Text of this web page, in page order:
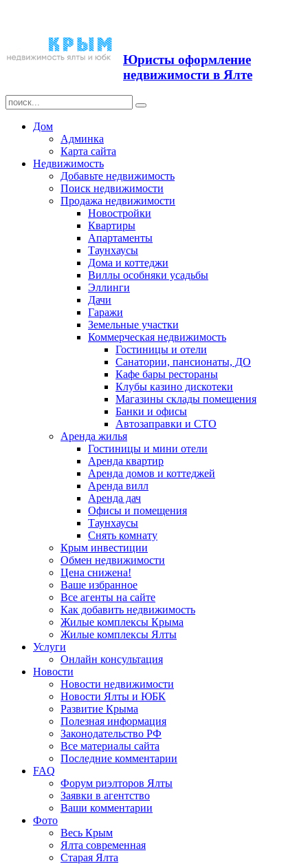
Юристы оформление
недвижимости в Ялте
Дом
Админка
Карта сайта
Недвижимость
Добавьте недвижимость
Поиск недвижимости
Продажа недвижимости
Новостройки
Квартиры
Апартаменты
Таунхаусы
Дома и коттеджи
Виллы особняки усадьбы
Эллинги
Дачи
Гаражи
Земельные участки
Коммерческая недвижимость
Гостиницы и отели
Санатории, пансионаты, ДО
Кафе бары рестораны
Клубы казино дискотеки
Магазины склады помещения
Банки и офисы
Автозаправки и СТО
Аренда жилья
Гостиницы и мини отели
Аренда квартир
Аренда домов и коттеджей
Аренда вилл
Аренда дач
Офисы и помещения
Таунхаусы
Снять комнату
Крым инвестиции
Обмен недвижимости
Цена снижена!
Ваше избранное
Все агенты на сайте
Как добавить недвижимость
Жилые комплексы Крыма
Жилые комплексы Ялты
Услуги
Онлайн консультация
Новости
Новости недвижимости
Новости Ялты и ЮБК
Развитие Крыма
Полезная информация
Законодательство РФ
Все материалы сайта
Последние комментарии
FAQ
Форум риэлторов Ялты
Заявки в агентство
Ваши комментарии
Фото
Весь Крым
Ялта современная
Старая Ялта